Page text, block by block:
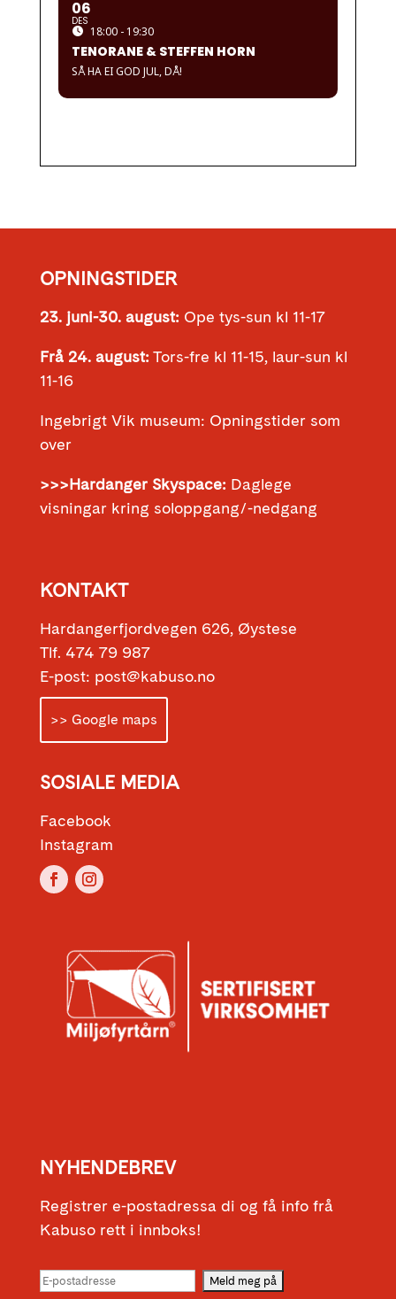
06
DES
18:00 - 19:30
TENORANE & STEFFEN HORN
SÅ HA EI GOD JUL, DÅ!
OPNINGSTIDER
23. juni-30. august:Ope tys-sun kl 11-17
Frå 24. august:Tors-fre kl 11-15, laur-sun kl
11-16
Ingebrigt Vik museum: Opningstider som
over
>>>Hardanger Skyspace:Daglege
visningar kring soloppgang/-nedgang
KONTAKT
Hardangerfjordvegen 626, Øystese
Tlf. 474 79 987
E-post: post@kabuso.no
>> Google maps
SOSIALE MEDIA
Facebook
Instagram
NYHENDEBREV
Registrer e-postadressa di og få info frå
Kabuso rett i innboks!